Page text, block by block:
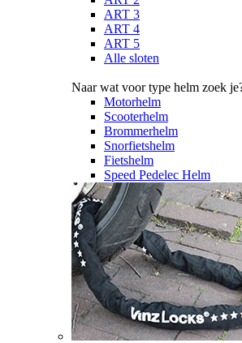
ART 3
ART 4
ART 5
Alle sloten
Naar wat voor type helm zoek
Motorhelm
Scooterhelm
Brommerhelm
Snorfietshelm
Fietshelm
Speed Pedelec Helm